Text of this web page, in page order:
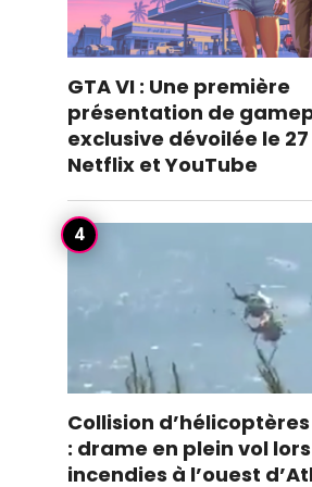
GTA VI : Une première
présentation de
exclusive dévoilée le
Netflix et YouTube
Collision
: drame en plein vol
incendies à l’ouest